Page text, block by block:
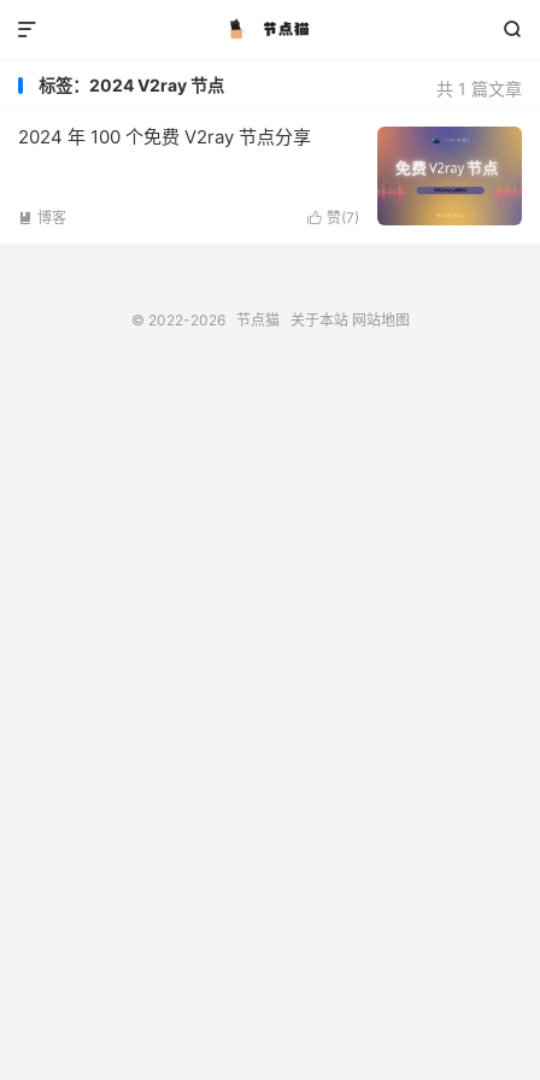


共 1 篇文章
标签：2024 V2ray 节点
2024 年 100 个免费 V2ray 节点分享
 赞(7)
 博客
© 2022-2026 节点猫 关于本站 网站地图